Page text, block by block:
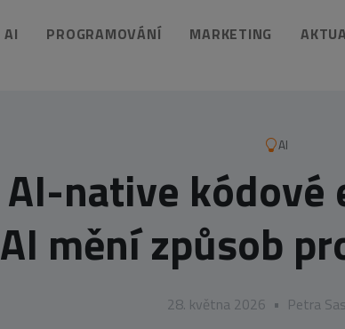
AI PROGRAMOVÁNÍ MARKETING
AI
AI-native kódové
AI mění způsob
28. května 2026 • Petra